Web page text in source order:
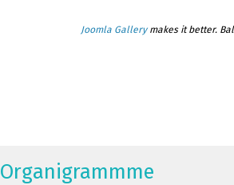
Joomla Gallerymakes it better.
Organigrammme